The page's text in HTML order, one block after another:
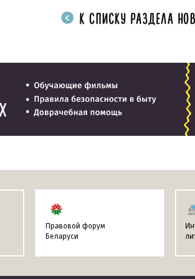
К СПИСКУ РАЗДЕЛА
Правовой форум
Беларуси